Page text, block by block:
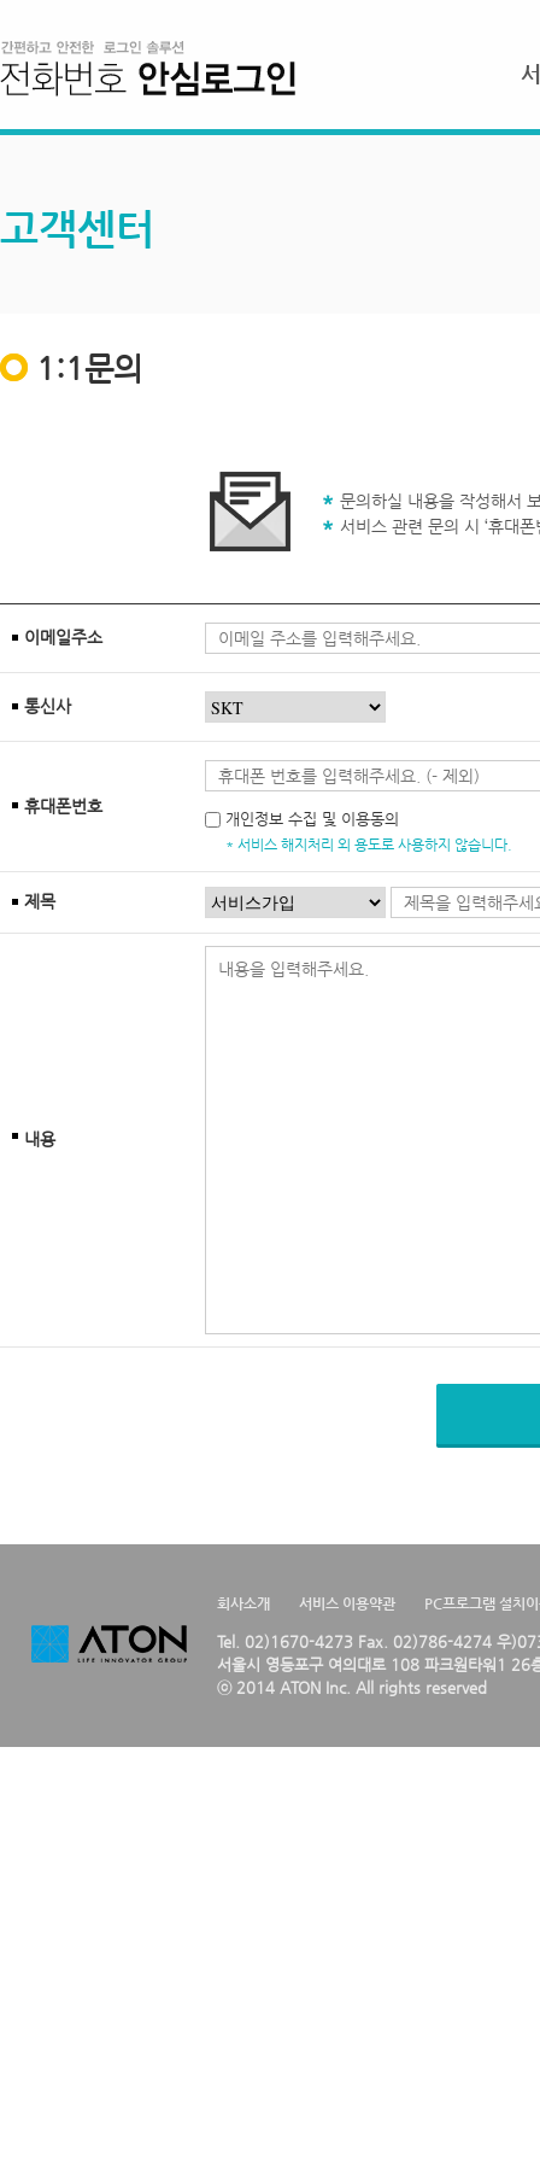
고객센터
1:1문의
문의하실 내용을 작성해서
서비스 관련 문의 시 ‘휴대
이메일주소
통신사
휴대폰번호
개인정보 수집 및 이용동의
* 서비스 해지처리 외 용도로 사용하지 않습니다.
제목
내용
회사소개 서비스 이용약관 PC프로그램 설치
Tel. 02)1670-4273 Fax. 02)786-4274 우
서울시 영등포구 여의대로 108 파크원타워1 26
ⓒ 2014 ATON Inc. All rights reserved